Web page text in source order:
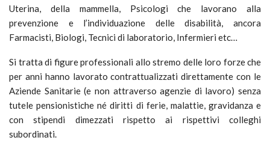
Uterina, della mammella, Psicologi che lavorano alla
prevenzione e l’individuazione delle disabilità, ancora
Farmacisti, Biologi, Tecnici di laboratorio, Infermieri etc…
Si tratta di figure professionali allo stremo delle loro forze che
per anni hanno lavorato contrattualizzati direttamente con le
Aziende Sanitarie (e non attraverso agenzie di lavoro) senza
tutele pensionistiche né diritti di ferie, malattie, gravidanza e
con stipendi dimezzati rispetto ai rispettivi colleghi
subordinati.